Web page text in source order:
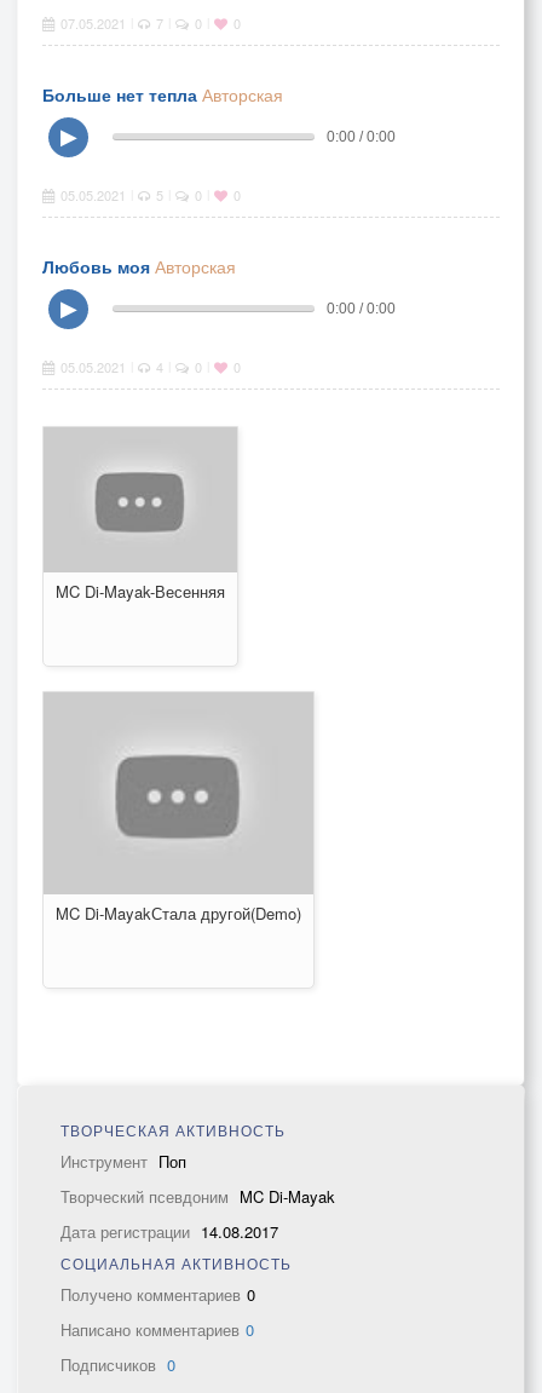
07.05.2021 7 0 0
Больше нет тепла Авторская
▶
0:00 / 0:00
05.05.2021 5 0 0
Любовь моя Авторская
▶
0:00 / 0:00
05.05.2021 4 0 0
MC Di-Mayak-Весенняя
MC Di-MayakСтала другой(Demo)
ТВОРЧЕСКАЯ АКТИВНОСТЬ
Инструмент Поп
Творческий псевдоним MC Di-Mayak
Дата регистрации 14.08.2017
СОЦИАЛЬНАЯ АКТИВНОСТЬ
Получено комментариев 0
Написано комментариев 0
Подписчиков 0